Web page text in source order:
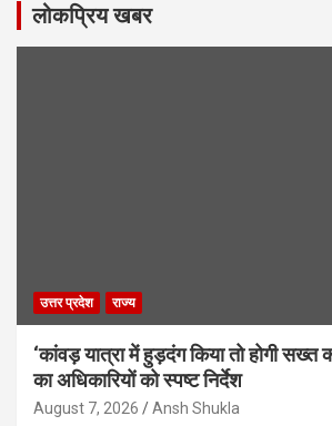
लोकप्रिय खबर
उत्तर प्रदेश राज्य
‘कांवड़ यात्रा में हुड़दंग किया तो होगी सख्त
का अधिकारियों को स्पष्ट निर्देश
August 7, 2026 Ansh Shukla